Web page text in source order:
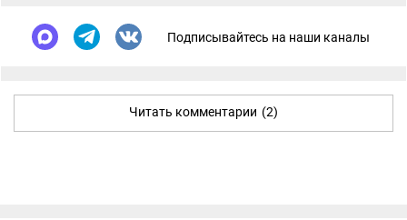
Подписывайтесь на наши каналы
Читать комментарии (2)